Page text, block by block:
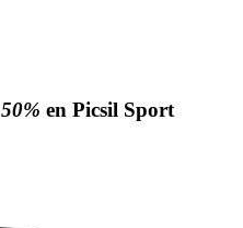
50% en Picsil Sport